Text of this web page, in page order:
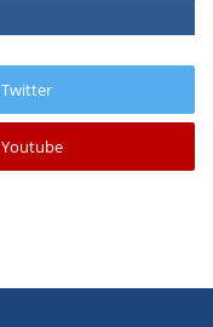
Twitter
Youtube